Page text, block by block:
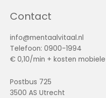
Contact
info@mentaalvitaal.nl
Telefoon: 0900-1994
€ 0,10/min + kosten
Postbus 725
3500 AS Utrecht